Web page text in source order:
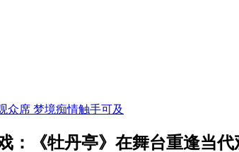
众席 梦境痴情触手可及
：《牡丹亭》在舞台重逢当代